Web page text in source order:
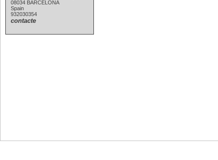
08034 BARCELONA
Spain
932030354
contacte